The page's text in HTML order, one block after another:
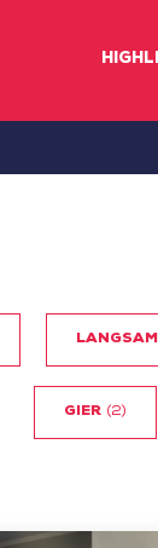
GIER (2)